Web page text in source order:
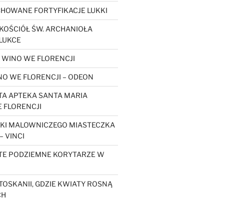
FORTYFIKACJE LUKKI
ŚW. ARCHANIOŁA
WE FLORENCJI
WE FLORENCJI – ODEON
APTEKA SANTA MARIA
FLORENCJI
MALOWNICZEGO MIASTECZKA
VINCI
PODZIEMNE KORYTARZE W
GDZIE KWIATY ROSNĄ